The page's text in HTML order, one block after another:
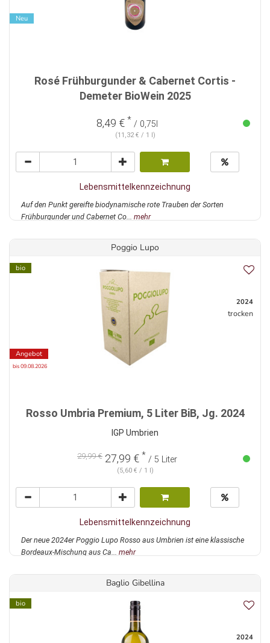
Neu
Rosé Frühburgunder & Cabernet Cortis -
Demeter BioWein 2025
8,49 € * / 0,75l
(11,32 € / 1 l)
Lebensmittelkennzeichnung
Auf den Punkt gereifte biodynamische rote Trauben der Sorten
Frühburgunder und Cabernet Co... mehr
Poggio Lupo
bio
Angebot
bis 09.08.2026
2024
trocken
Rosso Umbria Premium, 5 Liter BiB, Jg. 2024
IGP Umbrien
29,99 € 27,99 € * / 5 Liter
(5,60 € / 1 l)
Lebensmittelkennzeichnung
Der neue 2024er Poggio Lupo Rosso aus Umbrien ist eine klassische
Bordeaux-Mischung aus Ca... mehr
Baglio Gibellina
bio
2024